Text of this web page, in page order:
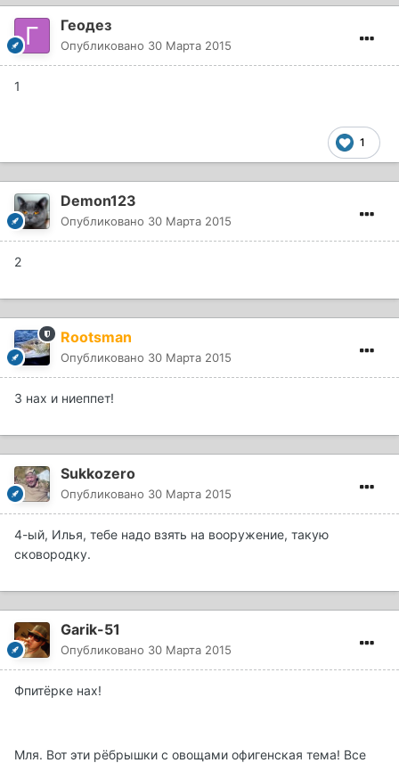
Геодез
Опубликовано 30 Марта 2015
1
1
Demon123
Опубликовано 30 Марта 2015
2
Rootsman
Опубликовано 30 Марта 2015
3 нах и ниеппет!
Sukkozero
Опубликовано 30 Марта 2015
4-ый, Илья, тебе надо взять на вооружение, такую
сковородку.
Garik-51
Опубликовано 30 Марта 2015
Фпитёрке нах!
Мля. Вот эти рёбрышки с овощами офигенская тема! Все